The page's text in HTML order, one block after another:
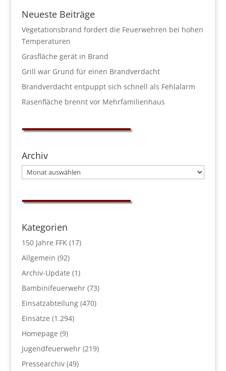
Neueste Beiträge
Vegetationsbrand fordert die Feuerwehren bei hohen
Temperaturen
Grasfläche gerät in Brand
Grill war Grund für einen Brandverdacht
Brandverdacht entpuppt sich schnell als Fehlalarm
Rasenfläche brennt vor Mehrfamilienhaus
Archiv
Archiv
Kategorien
150 Jahre FFK(17)
Allgemein (92)
Archiv-Update (1)
Bambinifeuerwehr(73)
Einsatzabteilung(470)
Einsätze (1.294)
Homepage (9)
Jugendfeuerwehr(219)
Pressearchiv(49)